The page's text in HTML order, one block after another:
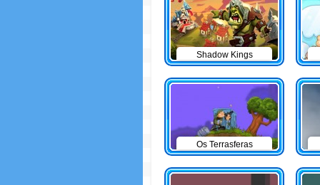
Shadow Kings
Os Terrasferas